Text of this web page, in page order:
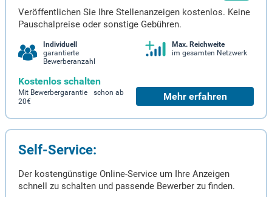
Veröffentlichen Sie Ihre Stellenanzeigen kostenlos. Keine
Pauschalpreise oder sonstige Gebühren.
Individuell
garantierte
Bewerberanzahl
Max. Reichweite
im gesamten Netzwerk
Kostenlos schalten
Mit Bewerbergarantie schon ab
20€
Mehr erfahren
Self-Service:
Der kostengünstige Online-Service um Ihre Anzeigen
schnell zu schalten und passende Bewerber zu finden.